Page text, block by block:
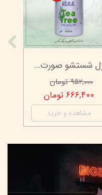
کرم آووکادو و ویتامینE ویتابلا - تیوپی 60 میلی‌لیتر
۵۳۹,۰۰۰ تومان
۳۷۷,۳۰۰ تومان
مشاهده و خرید